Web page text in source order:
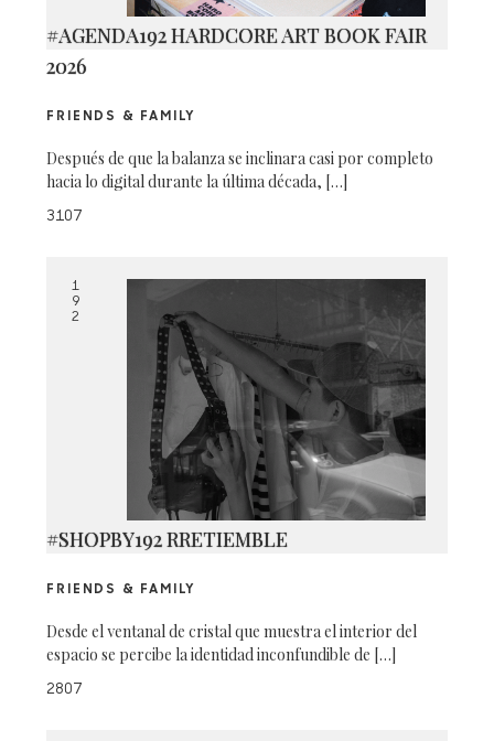
#AGENDA192 HARDCORE ART BOOK FAIR
2026
FRIENDS & FAMILY
Después de que la balanza se inclinara casi por completo
hacia lo digital durante la última década, […]
3107
1
9
2
#SHOPBY192 RRETIEMBLE
FRIENDS & FAMILY
Desde el ventanal de cristal que muestra el interior del
espacio se percibe la identidad inconfundible de […]
2807